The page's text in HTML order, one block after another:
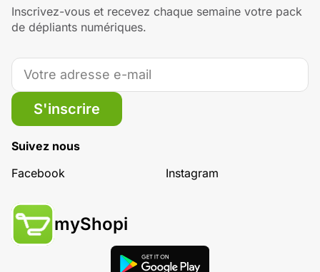
Inscrivez-vous et recevez chaque semaine votre pack
de dépliants numériques.
S'inscrire
Suivez nous
Facebook
Instagram
myShopi